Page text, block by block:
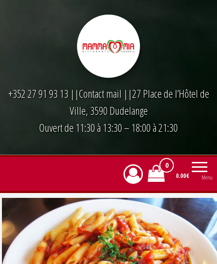
+352 27 91 93 13 ||Contact mail ||27 Place de l’Hôtel de
Ville, 3590 Dudelange
Ouvert de 11:30 à 13:30 – 18:00 à 21:30
Menu
0
0.00€